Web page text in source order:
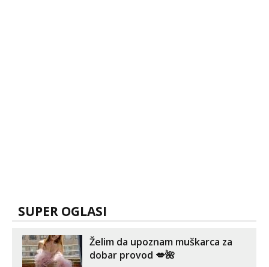
SUPER OGLASI
Želim da upoznam muškarca za
dobar provod 💋🌺